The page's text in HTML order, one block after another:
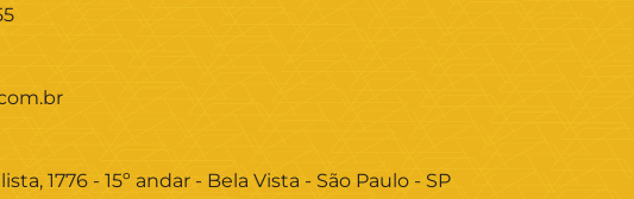
1776 - 15º andar - Bela Vista - São Paulo - SP